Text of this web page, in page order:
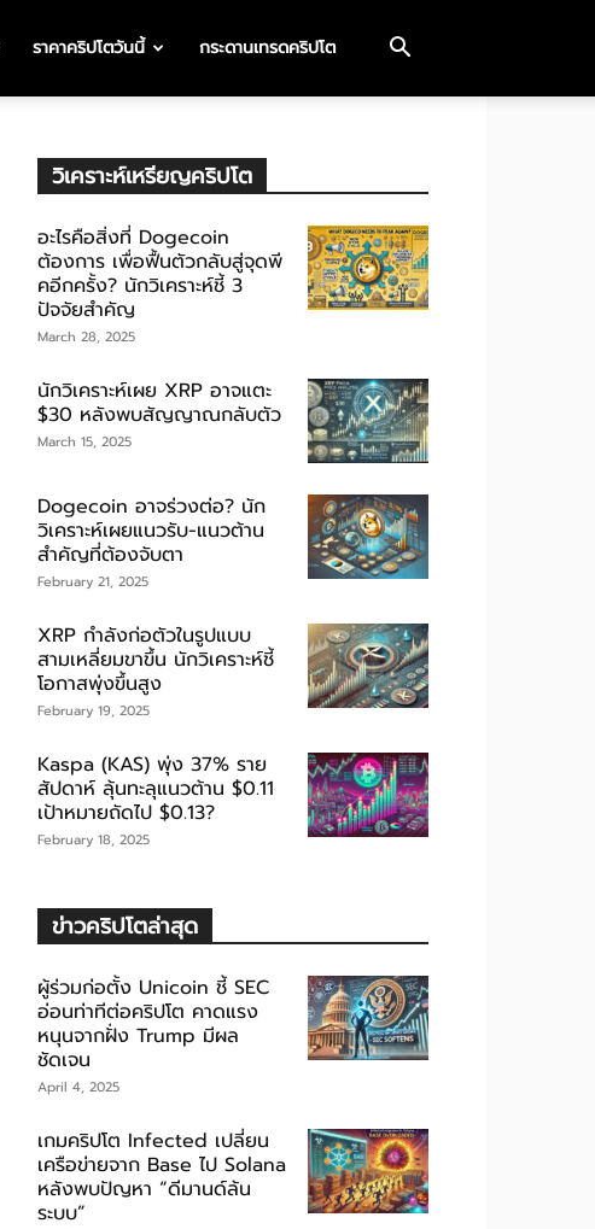
ราคาคริปโตวันนี้ กระดานเทรดคริปโต
วิเคราะห์เหรียญคริปโต
อะไรคือสิ่งที่ Dogecoin
ต้องการ เพื่อฟื้นตัวกลับสู่จุดพี
คอีกครั้ง? นักวิเคราะห์ชี้ 3
ปัจจัยสำคัญ
March 28, 2025
นักวิเคราะห์เผย XRP อาจแตะ
$30 หลังพบสัญญาณกลับตัว
March 15, 2025
Dogecoin อาจร่วงต่อ? นัก
วิเคราะห์เผยแนวรับ-แนวต้าน
สำคัญที่ต้องจับตา
February 21, 2025
XRP กำลังก่อตัวในรูปแบบ
สามเหลี่ยมขาขึ้น นักวิเคราะห์ชี้
โอกาสพุ่งขึ้นสูง
February 19, 2025
Kaspa (KAS) พุ่ง 37% ราย
สัปดาห์ ลุ้นทะลุแนวต้าน $0.11
เป้าหมายถัดไป $0.13?
February 18, 2025
ข่าวคริปโตล่าสุด
ผู้ร่วมก่อตั้ง Unicoin ชี้ SEC
อ่อนท่าทีต่อคริปโต คาดแรง
หนุนจากฝั่ง Trump มีผล
ชัดเจน
April 4, 2025
เกมคริปโต Infected เปลี่ยน
เครือข่ายจาก Base ไป Solana
หลังพบปัญหา “ดีมานด์ล้น
ระบบ”